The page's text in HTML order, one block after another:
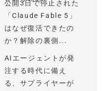
公開3日で停止された
「Claude Fable 5」
はなぜ復活できたの
か？解除の裏側...
AIエージェントが発
注する時代に備え
る、サプライヤーが